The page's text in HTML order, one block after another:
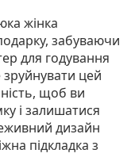
жінка
забуваючи
для годування
цей
щоб ви
і залишатися
дизайн
підкладка з